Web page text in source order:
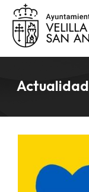
Actualidad